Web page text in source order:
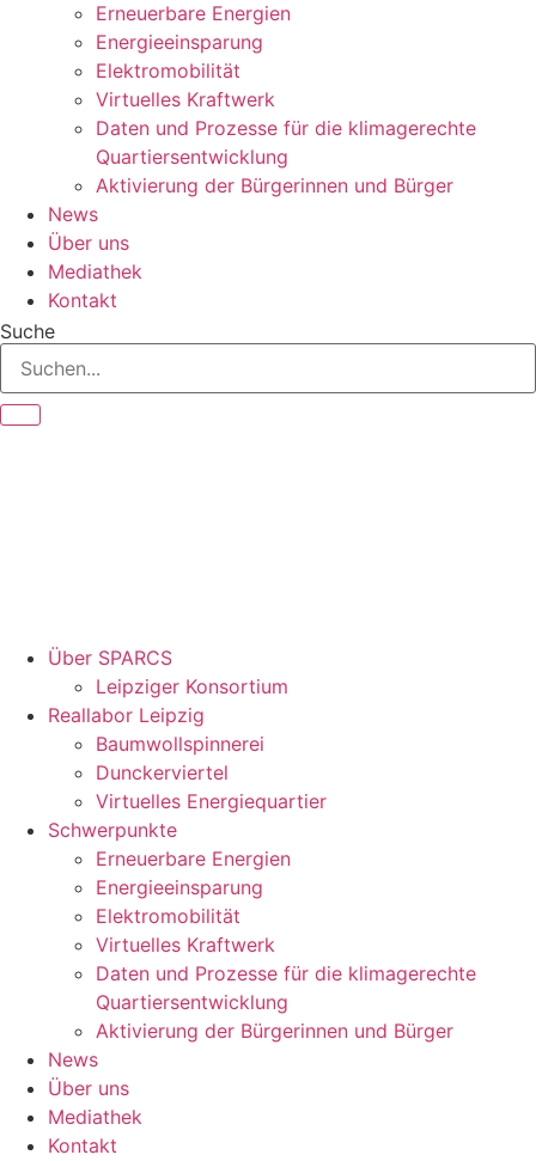
Erneuerbare Energien
Energieeinsparung
Elektromobilität
Virtuelles Kraftwerk
Daten und Prozesse für die klimagerechte
Quartiersentwicklung
Aktivierung der Bürgerinnen und Bürger
News
Über uns
Mediathek
Kontakt
Suche
Über SPARCS
Leipziger Konsortium
Reallabor Leipzig
Baumwollspinnerei
Dunckerviertel
Virtuelles Energiequartier
Schwerpunkte
Erneuerbare Energien
Energieeinsparung
Elektromobilität
Virtuelles Kraftwerk
Daten und Prozesse für die klimagerechte
Quartiersentwicklung
Aktivierung der Bürgerinnen und Bürger
News
Über uns
Mediathek
Kontakt